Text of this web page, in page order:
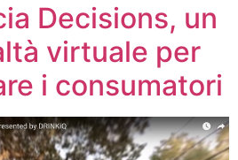
Decisions, un
virtuale per
i consumatori